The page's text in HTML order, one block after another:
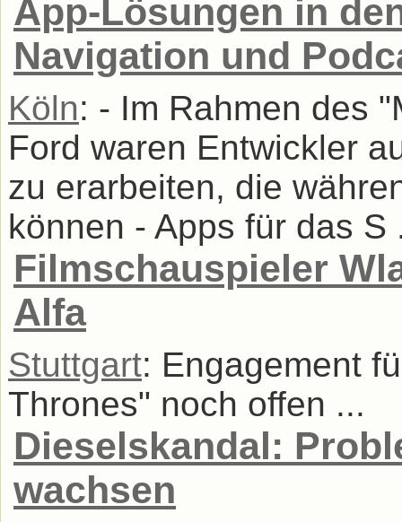
App-Lösungen in
Navigation und
Köln: - Im Rahmen des
Ford waren Entwickler
zu erarbeiten, die
können - Apps für das S
Filmschauspieler
Alfa
Stuttgart: Engagement
Thrones" noch offen ...
Dieselskandal:
wachsen